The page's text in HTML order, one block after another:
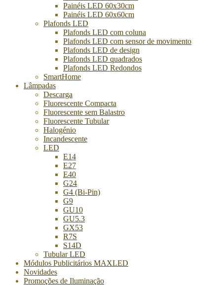
Painéis LED 60x30cm
Painéis LED 60x60cm
Plafonds LED
Plafonds LED com coluna
Plafonds LED com sensor de movimento
Plafonds LED de design
Plafonds LED quadrados
Plafonds LED Redondos
SmartHome
Lâmpadas
Descarga
Fluorescente Compacta
Fluorescente sem Balastro
Fluorescente Tubular
Halogénio
Incandescente
LED
E14
E27
E40
G24
G4 (Bi-Pin)
G9
GU10
GU5.3
GX53
R7S
S14D
Tubular LED
Módulos Publicitários MAXLED
Novidades
Promoções de Iluminação